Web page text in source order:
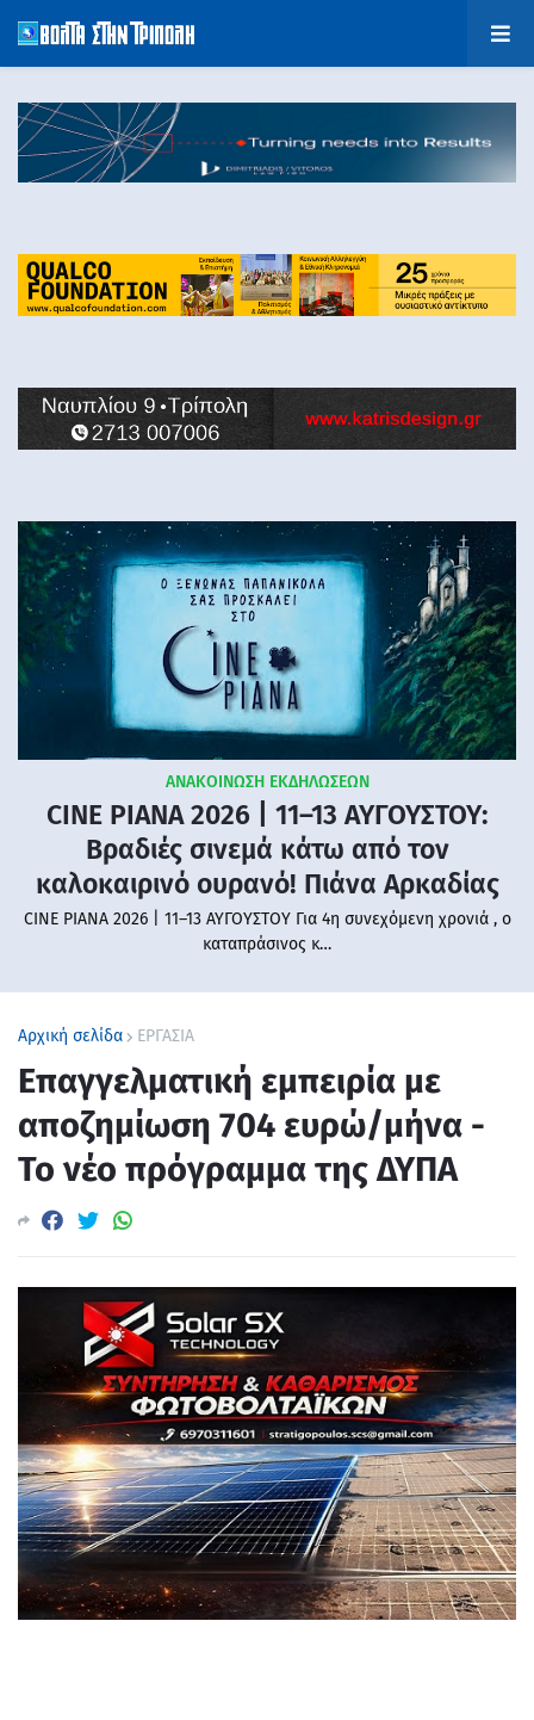
ΑΝΑΚΟΙΝΩΣΗ ΕΚΔΗΛΩΣΕΩΝ
CINE PIANA 2026 | 11–13 ΑΥΓΟΥΣΤΟΥ:
Βραδιές σινεμά κάτω από τον
καλοκαιρινό ουρανό! Πιάνα Αρκαδίας
CINE PIANA 2026 | 11–13 ΑΥΓΟΥΣΤΟΥ Για 4η συνεχόμενη χρονιά , ο
καταπράσινος κ…
Αρχική σελίδα ΕΡΓΑΣΙΑ
Επαγγελματική εμπειρία με
αποζημίωση 704 ευρώ/μήνα -
Το νέο πρόγραμμα της ΔΥΠΑ